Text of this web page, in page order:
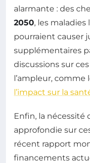
alarmante : des
2050, les
pourraient causer
supplémentaires
discussions sur
l’ampleur, comme
l’impact sur la
Enfin, la nécessité
approfondie sur
récent rapport
financements